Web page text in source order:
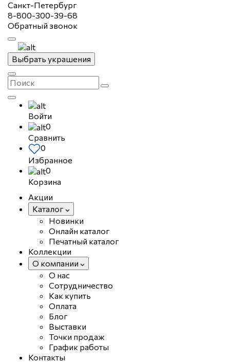
Санкт-Петербург
8-800-300-39-68
Обратный звонок
Выбрать украшения
Войти
0
Сравнить
0
Избранное
0
Корзина
Акции
Каталог
Новинки
Онлайн каталог
Печатный каталог
Коллекции
О компании
О нас
Сотрудничество
Как купить
Оплата
Блог
Выставки
Точки продаж
График работы
Контакты